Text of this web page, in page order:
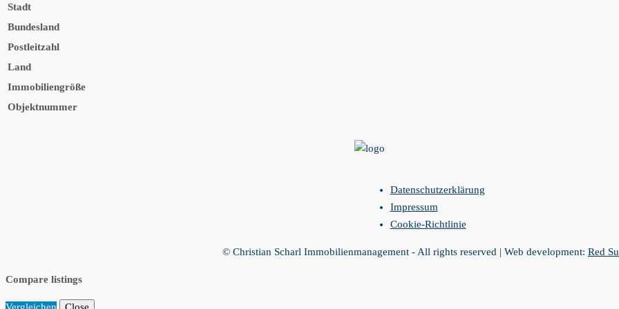
Stadt
Bundesland
Postleitzahl
Land
Immobiliengröße
Objektnummer
Datenschutzerklärung
Impressum
Cookie-Richtlinie
© Christian Scharl Immobilienmanagement - All rights reserved | Web development: Red
Compare listings